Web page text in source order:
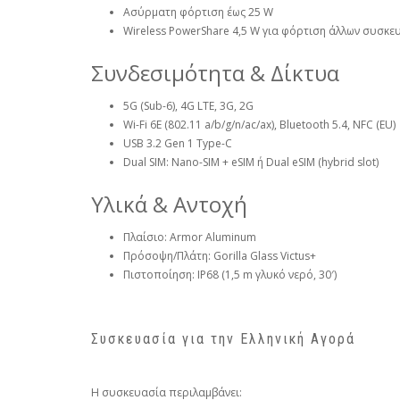
Ασύρματη φόρτιση έως 25 W
Wireless PowerShare 4,5 W για φόρτιση άλλων
Συνδεσιμότητα & Δίκτυα
5G (Sub-6), 4G LTE, 3G, 2G
Wi-Fi 6E (802.11 a/b/g/n/ac/ax), Bluetooth 5.4, NFC (EU)
USB 3.2 Gen 1 Type-C
Dual SIM: Nano-SIM + eSIM ή Dual eSIM (hybrid slot)
Υλικά & Αντοχή
Πλαίσιο: Armor Aluminum
Πρόσοψη/Πλάτη: Gorilla Glass Victus+
Πιστοποίηση: IP68 (1,5 m γλυκό νερό, 30′)
Συσκευασία για την Ελληνική Αγορά
Η συσκευασία περιλαμβάνει: